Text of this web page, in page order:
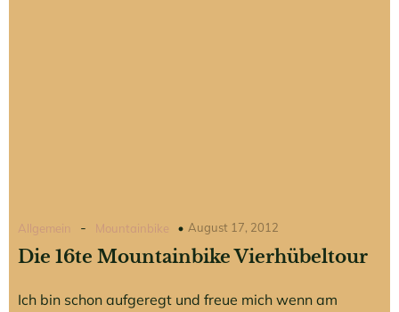
Allgemein - Mountainbike August 17, 2012
Die 16te Mountainbike Vierhübeltour
Ich bin schon aufgeregt und freue mich wenn am